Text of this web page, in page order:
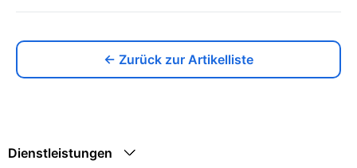
← Zurück zur Artikelliste
Dienstleistungen